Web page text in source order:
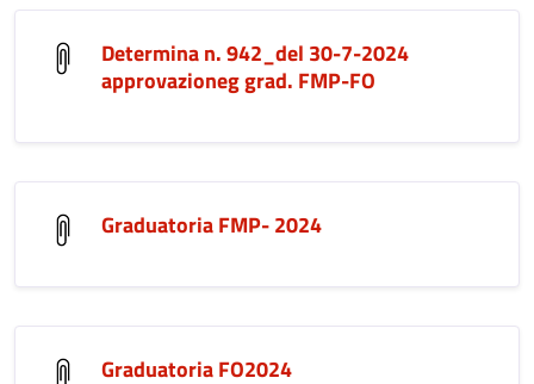
Determina n. 942_del 30-7-2024
approvazioneg grad. FMP-FO
Graduatoria FMP- 2024
Graduatoria FO2024